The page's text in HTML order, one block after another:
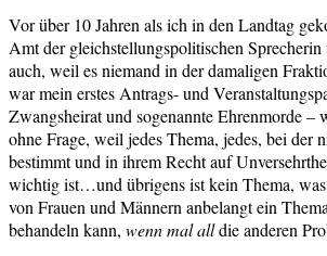
Vor über 10 Jahren als ich in den Landtag
Amt der gleichstellungspolitischen Sprecherin
auch, weil es niemand in der damaligen
war mein erstes Antrags- und
Zwangsheirat und sogenannte Ehrenmorde –
ohne Frage, weil jedes Thema, jedes, bei der
bestimmt und in ihrem Recht auf
wichtig ist…und übrigens ist kein Thema,
von Frauen und Männern anbelangt ein
behandeln kann, wenn mal alldie anderen